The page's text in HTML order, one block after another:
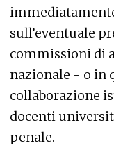
sull’eventuale
commissioni di
nazionale - o in
collaborazione
docenti
penale.